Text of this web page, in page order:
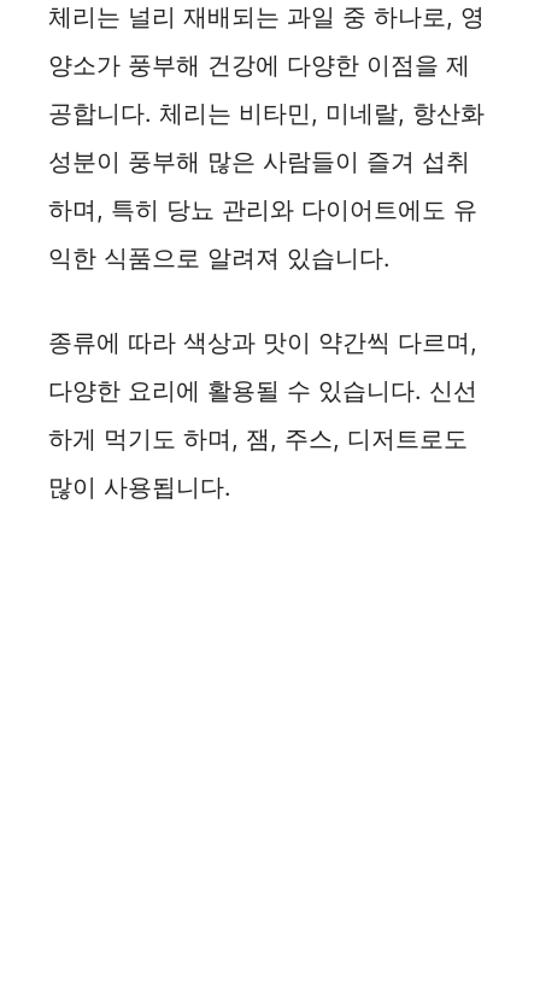
체리는 널리 재배되는 과일 중 하나로, 영
양소가 풍부해 건강에 다양한 이점을 제
공합니다. 체리는 비타민, 미네랄, 항산화
성분이 풍부해 많은 사람들이 즐겨 섭취
하며, 특히 당뇨 관리와 다이어트에도 유
익한 식품으로 알려져 있습니다.
종류에 따라 색상과 맛이 약간씩 다르며,
다양한 요리에 활용될 수 있습니다. 신선
하게 먹기도 하며, 잼, 주스, 디저트로도
많이 사용됩니다.